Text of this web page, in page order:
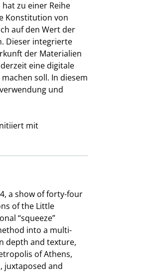
zu einer Reihe
Konstitution von
auf den Wert der
Dieser integrierte
der Materialien
eine digitale
soll. In diesem
und
mit
a show of forty-four
of the Little
“squeeze”
into a multi-
depth and texture,
of Athens,
juxtaposed and